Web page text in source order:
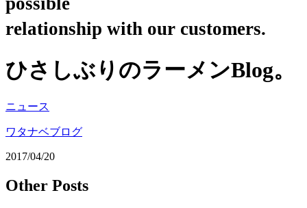
relationship with our customers.
ひさしぶりのラーメンBlog。
ニュース
ワタナベブログ
2017/04/20
Other Posts